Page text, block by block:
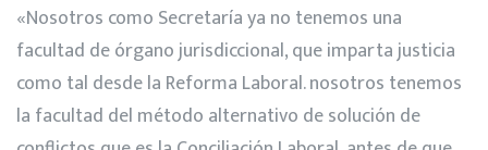
«Nosotros como Secretaría ya no tenemos una
facultad de órgano jurisdiccional, que imparta justicia
como tal desde la Reforma Laboral. nosotros tenemos
la facultad del método alternativo de solución de